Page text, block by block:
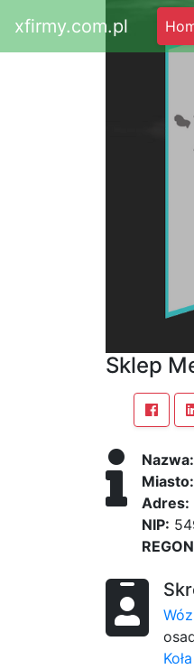
xfirmy.com.pl
Sklep
Nazwa:
Miasto:
Adres:
NIP: